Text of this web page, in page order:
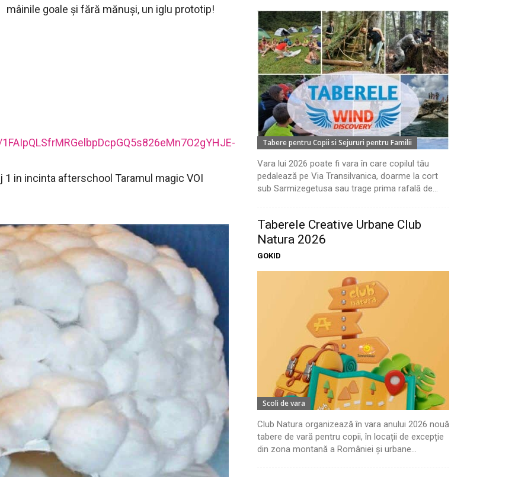
mâinile goale şi fără mănuşi, un iglu prototip!
1 in incinta afterschool Taramul magic VOI
Tabere pentru Copii si Sejururi pentru Familii
Vara lui 2026 poate fi vara în care copilul tău
pedalează pe Via Transilvanica, doarme la cort
sub Sarmizegetusa sau trage prima rafală de...
Taberele Creative Urbane Club
Natura 2026
GOKID
Scoli de vara
Club Natura organizează în vara anului 2026 nouă
tabere de vară pentru copii, în locații de excepție
din zona montană a României și urbane...